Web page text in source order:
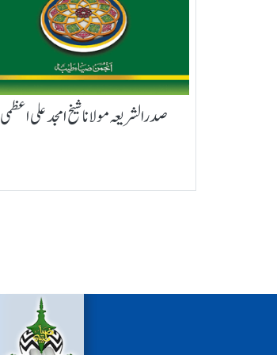
صدرالشریعہ مولانا شیخ امجد علی اعظمی